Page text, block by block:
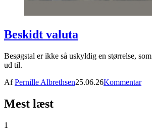
Beskidt valuta
Besøgstal er ikke så uskyldig en størrelse,
ud til.
AfPernille Albrethsen25.06.26Kommentar
Mest læst
1